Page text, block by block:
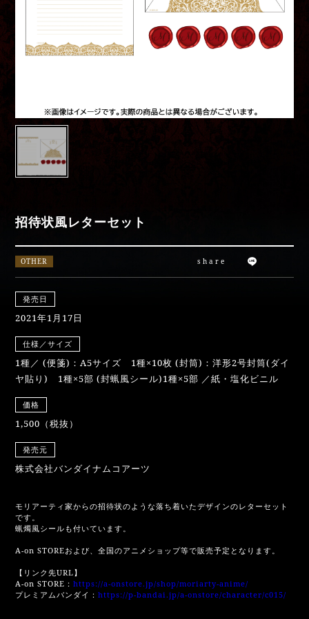
Special
招待状風レターセット
OTHER share
発売日
2021年1月17日
仕様／サイズ
1種／ (便箋)：A5サイズ 1種×10枚 (封筒)：洋形2号封筒(ダイ
ヤ貼り) 1種×5部 (封蝋風シール)1種×5部 ／紙・塩化ビニル
価格
1,500（税抜）
発売元
株式会社バンダイナムコアーツ
モリアーティ家からの招待状のような落ち着いたデザインのレターセット
です。
蝋燭風シールも付いています。
A-on STOREおよび、全国のアニメショップ等で販売予定となります。
【リンク先URL】
A-on STORE：https://a-onstore.jp/shop/moriarty-anime/
プレミアムバンダイ：https://p-bandai.jp/a-onstore/character/c015/